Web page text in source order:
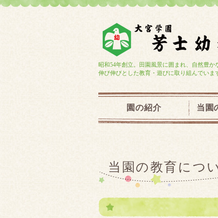
昭和54年創立。田園風景に囲まれ、自然豊か
伸び伸びとした教育・遊びに取り組んでいま
園の紹介 当園
当園の教育につ